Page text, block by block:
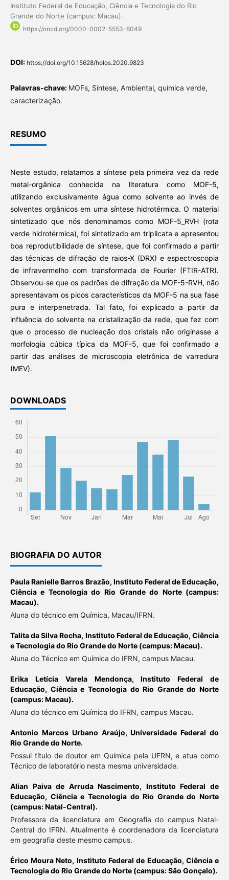
Instituto Federal de Educação, Ciência e Tecnologia do Rio
Grande do Norte (campus: Macau).
https://orcid.org/0000-0002-5553-8049
DOI: https://doi.org/10.15628/holos.2020.9823
Palavras-chave: MOFs, Síntese, Ambiental, química verde,
caracterização.
RESUMO
Neste estudo, relatamos a síntese pela primeira vez da rede
metal-orgânica conhecida na literatura como MOF-5,
utilizando exclusivamente água como solvente ao invés de
solventes orgânicos em uma síntese hidrotérmica. O material
sintetizado que nós denominamos como MOF-5_RVH (rota
verde hidrotérmica), foi sintetizado em triplicata e apresentou
boa reprodutibilidade de síntese, que foi confirmado a partir
das técnicas de difração de raios-X (DRX) e espectroscopia
de infravermelho com transformada de Fourier (FTIR-ATR).
Observou-se que os padrões de difração da MOF-5-RVH, não
apresentavam os picos característicos da MOF-5 na sua fase
pura e interpenetrada. Tal fato, foi explicado a partir da
influência do solvente na cristalização da rede, que fez com
que o processo de nucleação dos cristais não originasse a
morfologia cúbica típica da MOF-5, que foi confirmado a
partir das análises de microscopia eletrônica de varredura
(MEV).
DOWNLOADS
BIOGRAFIA DO AUTOR
Paula Ranielle Barros Brazão,Instituto Federal de Educação,
Ciência e Tecnologia do Rio Grande do Norte (campus:
Macau).
Aluna do técnico em Química, Macau/IFRN.
Talita da Silva Rocha, Instituto Federal de Educação, Ciência
e Tecnologia do Rio Grande do Norte (campus: Macau).
Aluna do Técnico em Química do IFRN, campus Macau.
Erika Letícia Varela Mendonça,Instituto Federal de
Educação, Ciência e Tecnologia do Rio Grande do Norte
(campus: Macau).
Aluna do técnico em Química do IFRN, campus Macau.
Antonio Marcos Urbano Araújo,Universidade Federal do
Rio Grande do Norte.
Possui título de doutor em Química pela UFRN, e atua como
Técnico de laboratório nesta mesma universidade.
Alian Paiva de Arruda Nascimento, Instituto Federal de
Educação, Ciência e Tecnologia do Rio Grande do Norte
(campus: Natal-Central).
Professora da licenciatura em Geografia do campus Natal-
Central do IFRN. Atualmente é coordenadora da licenciatura
em geografia deste mesmo campus.
Érico Moura Neto, Instituto Federal de Educação, Ciência e
Tecnologia do Rio Grande do Norte (campus: São Gonçalo).